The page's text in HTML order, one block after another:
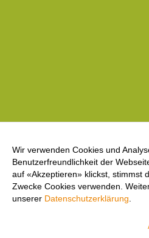
Wir verwenden Cookies und
Benutzerfreundlichkeit der
auf «Akzeptieren» klickst, stimmst
Zwecke Cookies verwenden.
unserer Datenschutzerklärung